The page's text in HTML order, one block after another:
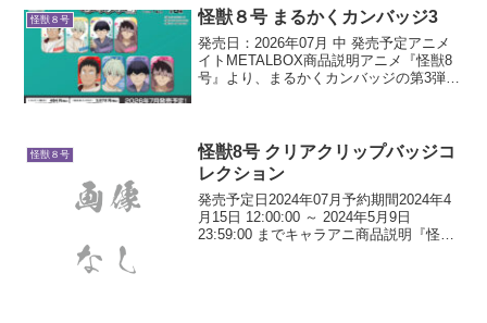
怪獣８号 怪獣８号 まるかくカンバッジ3
発売日：2026年07月 中 発売予定アニメ
イトMETALBOX商品説明アニメ『怪獣8
号』より、まるかくカンバッジの第3弾が
怪獣８号
怪獣8号 クリアクリップバッジコ
レクション
発売予定日2024年07月予約期間2024年4
月15日 12:00:00 ～ 2024年5月9日
23:59:00 までキャラアニ商品説明『怪獣